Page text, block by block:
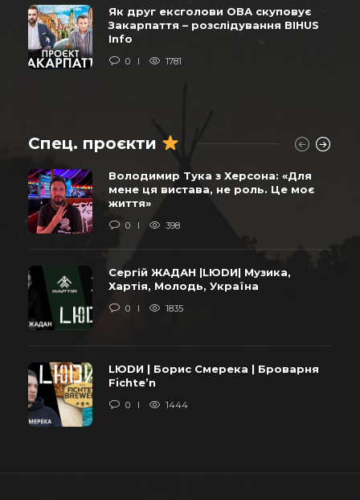
Як друг ексголови ОВА скуповує
Закарпаття – розслідування BIHUS
Info
0 1781
Спец. проєкти
Володимир Тука з Херсона: «Для
мене ця вистава, не роль. Це моє
життя»
0 398
Сергій ЖАДАН |LЮDИ| Музика,
Хартія, Молодь, Україна
0 1835
LЮDИ | Борис Смерека | Броварня
Fichte’n
0 1444